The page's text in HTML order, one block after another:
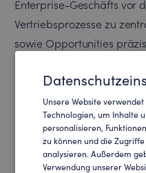
Enterprise-Geschäfts vor
Vertriebsprozesse zu
sowie Opportunities
und Volumen zu
bestand darin,
Kanal zu konsolidieren
Opportunities nach
segmentieren.” so
EMEA bei Talon.One.
Unsere Website
Technologien, um Inhalte
personalisieren,
zu können und die
analysieren. Außerdem
Verwendung unserer